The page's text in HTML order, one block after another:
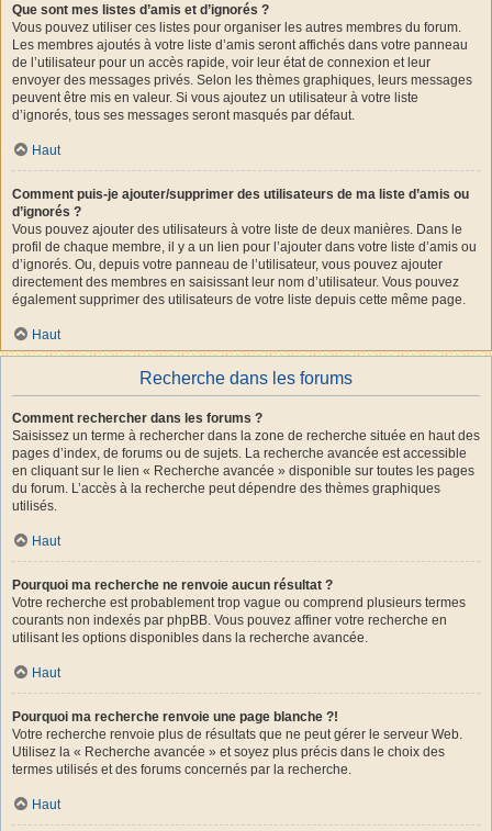
Que sont mes listes d’amis et d’ignorés ?
Vous pouvez utiliser ces listes pour organiser les autres membres du forum.
Les membres ajoutés à votre liste d’amis seront affichés dans votre panneau
de l’utilisateur pour un accès rapide, voir leur état de connexion et leur
envoyer des messages privés. Selon les thèmes graphiques, leurs messages
peuvent être mis en valeur. Si vous ajoutez un utilisateur à votre liste
d’ignorés, tous ses messages seront masqués par défaut.
Haut
Comment puis-je ajouter/supprimer des utilisateurs de ma liste d’amis ou
d’ignorés ?
Vous pouvez ajouter des utilisateurs à votre liste de deux manières. Dans le
profil de chaque membre, il y a un lien pour l’ajouter dans votre liste d’amis ou
d’ignorés. Ou, depuis votre panneau de l’utilisateur, vous pouvez ajouter
directement des membres en saisissant leur nom d’utilisateur. Vous pouvez
également supprimer des utilisateurs de votre liste depuis cette même page.
Haut
Recherche dans les forums
Comment rechercher dans les forums ?
Saisissez un terme à rechercher dans la zone de recherche située en haut des
pages d’index, de forums ou de sujets. La recherche avancée est accessible
en cliquant sur le lien « Recherche avancée » disponible sur toutes les pages
du forum. L’accès à la recherche peut dépendre des thèmes graphiques
utilisés.
Haut
Pourquoi ma recherche ne renvoie aucun résultat ?
Votre recherche est probablement trop vague ou comprend plusieurs termes
courants non indexés par phpBB. Vous pouvez affiner votre recherche en
utilisant les options disponibles dans la recherche avancée.
Haut
Pourquoi ma recherche renvoie une page blanche ?!
Votre recherche renvoie plus de résultats que ne peut gérer le serveur Web.
Utilisez la « Recherche avancée » et soyez plus précis dans le choix des
termes utilisés et des forums concernés par la recherche.
Haut